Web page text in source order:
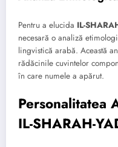
Pentru a elucida IL-
necesară o analiză
lingvistică arabă. Această
rădăcinile cuvintelor
în care numele a apărut.
Personalitatea
IL-SHARAH-